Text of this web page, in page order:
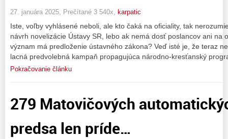
27. januára 2025, Prečítané 3 540x, karpatic
Iste, voľby vyhlásené neboli, ale kto čaká na oficiality, tak
návrh novelizácie Ústavy SR, lebo ak nemá dosť poslancov ani na
význam má predloženie ústavného zákona? Veď isté je, že teraz
lacná predvolebná kampaň propagujúca národno-kresťanský
Pokračovanie článku
279 Matovičových
predsa len príde…